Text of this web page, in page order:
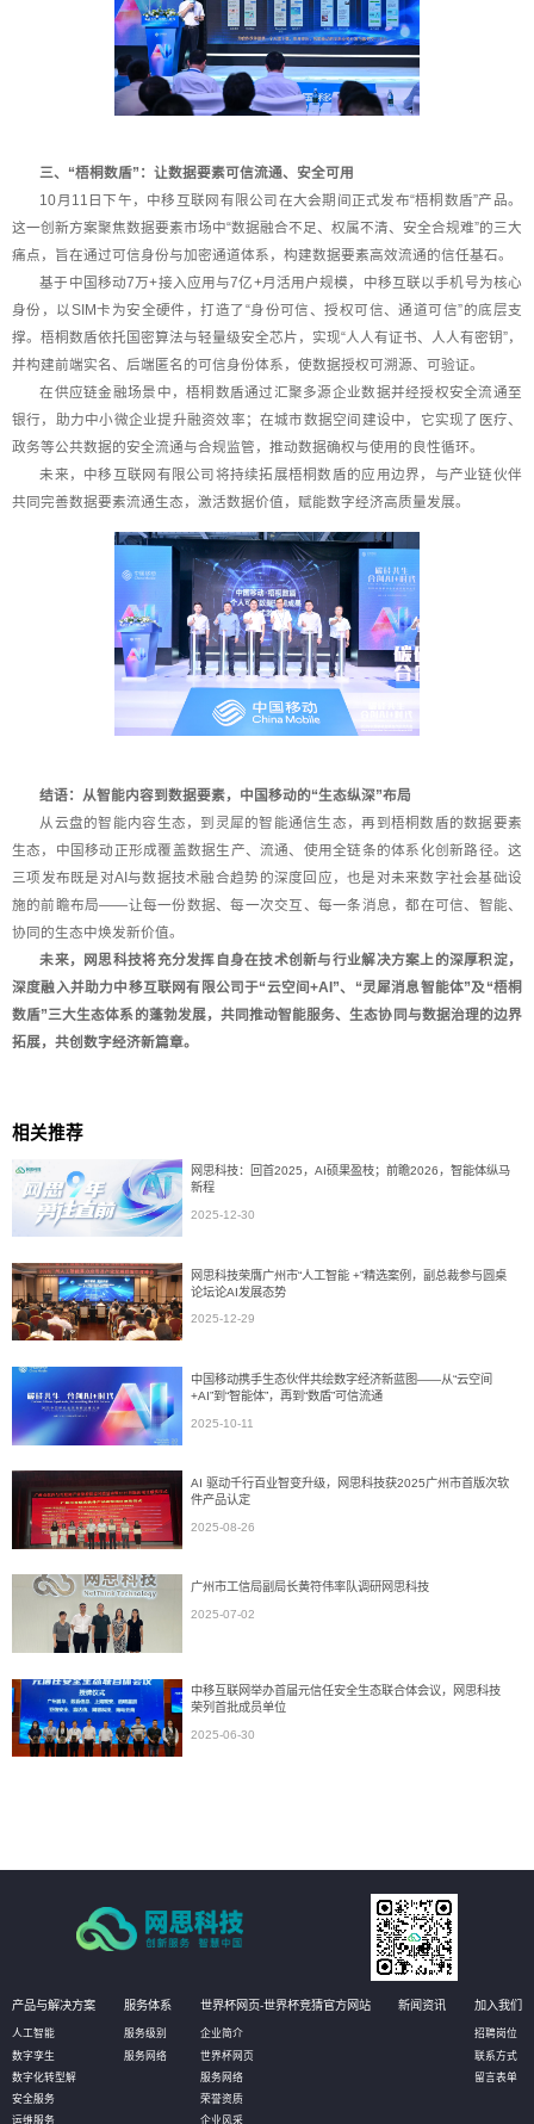
三、“梧桐数盾”：让数据要素可信流通、安全可用
10月11日下午，中移互联网有限公司在大会期间正式发布“梧桐数盾”产品。
这一创新方案聚焦数据要素市场中“数据融合不足、权属不清、安全合规难”的三大
痛点，旨在通过可信身份与加密通道体系，构建数据要素高效流通的信任基石。
基于中国移动7万+接入应用与7亿+月活用户规模，中移互联以手机号为核心
身份，以SIM卡为安全硬件，打造了“身份可信、授权可信、通道可信”的底层支
撑。梧桐数盾依托国密算法与轻量级安全芯片，实现“人人有证书、人人有密钥”，
并构建前端实名、后端匿名的可信身份体系，使数据授权可溯源、可验证。
在供应链金融场景中，梧桐数盾通过汇聚多源企业数据并经授权安全流通至
银行，助力中小微企业提升融资效率；在城市数据空间建设中，它实现了医疗、
政务等公共数据的安全流通与合规监管，推动数据确权与使用的良性循环。
未来，中移互联网有限公司将持续拓展梧桐数盾的应用边界，与产业链伙伴
共同完善数据要素流通生态，激活数据价值，赋能数字经济高质量发展。
结语：从智能内容到数据要素，中国移动的“生态纵深”布局
从云盘的智能内容生态，到灵犀的智能通信生态，再到梧桐数盾的数据要素
生态，中国移动正形成覆盖数据生产、流通、使用全链条的体系化创新路径。这
三项发布既是对AI与数据技术融合趋势的深度回应，也是对未来数字社会基础设
施的前瞻布局——让每一份数据、每一次交互、每一条消息，都在可信、智能、
协同的生态中焕发新价值。
未来，网思科技将充分发挥自身在技术创新与行业解决方案上的深厚积淀，
深度融入并助力中移互联网有限公司于“云空间+AI”、“灵犀消息智能体”及“梧桐
数盾”三大生态体系的蓬勃发展，共同推动智能服务、生态协同与数据治理的边界
拓展，共创数字经济新篇章。
相关推荐
网思科技：回首2025，AI硕果盈枝；前瞻2026，智能体纵马
新程
2025-12-30
网思科技荣膺广州市“人工智能 +”精选案例，副总裁参与圆桌
论坛论AI发展态势
2025-12-29
中国移动携手生态伙伴共绘数字经济新蓝图——从“云空间
+AI”到“智能体”，再到“数盾”可信流通
2025-10-11
AI 驱动千行百业智变升级，网思科技获2025广州市首版次软
件产品认定
2025-08-26
广州市工信局副局长黄符伟率队调研网思科技
2025-07-02
中移互联网举办首届元信任安全生态联合体会议，网思科技
荣列首批成员单位
2025-06-30
产品与解决方案
人工智能
数字孪生
数字化转型解
安全服务
运维服务
服务体系
服务级别
服务网络
世界杯网页-世界杯竞猜官方网站
企业简介
世界杯网页
服务网络
荣誉资质
企业风采
新闻资讯 加入我们
招聘岗位
联系方式
留言表单